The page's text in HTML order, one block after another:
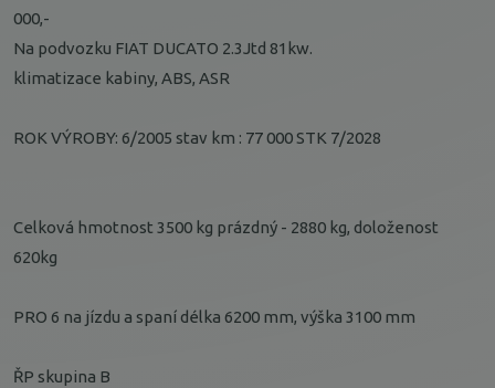
000,-
Na podvozku FIAT DUCATO 2.3Jtd 81kw.
klimatizace kabiny, ABS, ASR
ROK VÝROBY: 6/2005 stav km : 77 000 STK 7/2028
Celková hmotnost 3500 kg prázdný - 2880 kg, doloženost
620kg
PRO 6 na jízdu a spaní délka 6200 mm, výška 3100 mm
ŘP skupina B